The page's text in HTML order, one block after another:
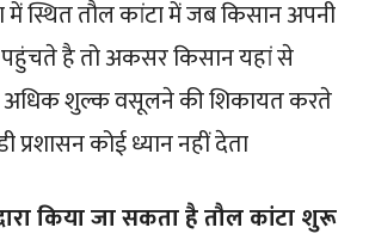
में स्थित तौल कांटा में जब किसान अपनी
है तो अकसर किसान यहां से
अधिक शुल्क वसूलने की शिकायत करते
कोई ध्यान नहीं देता
किया जा सकता है तौल कांटा शुरू